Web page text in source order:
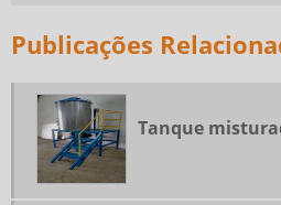
MISTURADOR DE TINTA INDUSTRIAL
MISTURADOR INDUSTRIAL
MISTURADOR PARA MASSA CORRIDA
MISTURADOR VERTICAL
Publicações
Tanque